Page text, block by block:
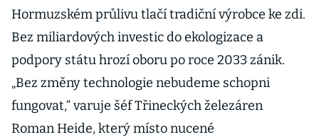
Hormuzském průlivu tlačí tradiční výrobce ke zdi.
Bez miliardových investic do ekologizace a
podpory státu hrozí oboru po roce 2033 zánik.
„Bez změny technologie nebudeme schopni
fungovat,“ varuje šéf Třineckých železáren
Roman Heide, který místo nucené